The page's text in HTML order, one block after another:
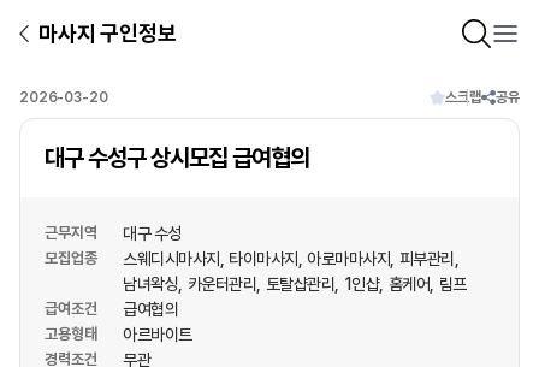
마사지 구인정보
2026-03-20 스크랩 공유
대구 수성구 상시모집 급여협의
근무지역 대구 수성
모집업종 스웨디시마사지 타이마사지 아로마마사지
피부관리
남녀왁싱 카운터관리 토탈샵관리 1인샵 홈케어 림프
급여조건 급여협의
고용형태 아르바이트
경력조건 무관